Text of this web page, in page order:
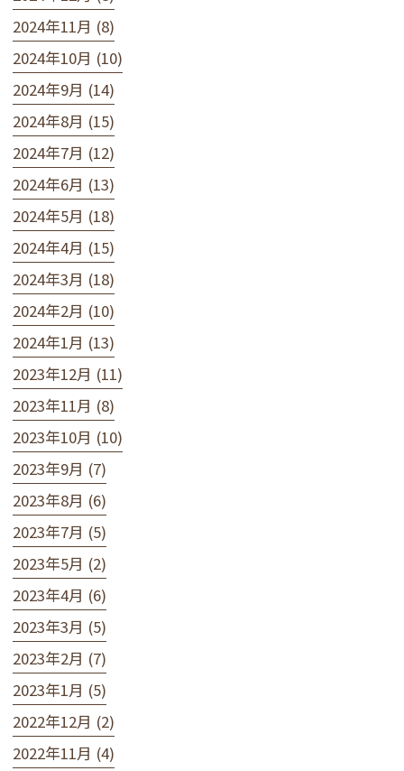
2024年11月 (8)
2024年10月 (10)
2024年9月 (14)
2024年8月 (15)
2024年7月 (12)
2024年6月 (13)
2024年5月 (18)
2024年4月 (15)
2024年3月 (18)
2024年2月 (10)
2024年1月 (13)
2023年12月 (11)
2023年11月 (8)
2023年10月 (10)
2023年9月 (7)
2023年8月 (6)
2023年7月 (5)
2023年5月 (2)
2023年4月 (6)
2023年3月 (5)
2023年2月 (7)
2023年1月 (5)
2022年12月 (2)
2022年11月 (4)